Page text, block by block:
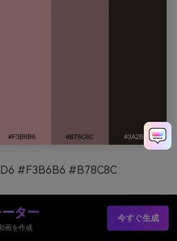
#F3B6B6 #B78C8C
わらかい、親密
とRSVPセット
ター
画を作成
今すぐ生成